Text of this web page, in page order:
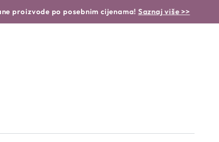
po posebnim cijenama!Saznaj više >>